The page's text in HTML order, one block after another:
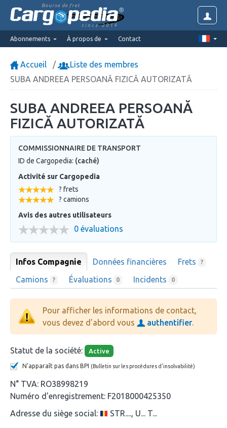
Bourse de fret
since 2014
Abonnements À propos de Contact
Accueil
Liste des membres
SUBA ANDREEA PERSOANĂ FIZICĂ AUTORIZATĂ
SUBA ANDREEA PERSOANĂ
FIZICĂ AUTORIZATĂ
COMMISSIONNAIRE DE TRANSPORT
ID de Cargopedia: (caché)
Activité sur Cargopedia
? frets
? camions
Avis des autres utilisateurs
0 évaluations
Infos Compagnie Données financières Frets ?
Camions ? Évaluations 0 Incidents 0
Pour afficher les informations de contact,
vous devez d'abord vous
authentifier
Statut de la société: Active
N'apparaît pas dans BPI (Bulletin sur les procédures d'insolvabilité)
N° TVA: RO38998219
Numéro d'enregistrement: F2018000425350
Adresse du siège social:
STR...., U... T...